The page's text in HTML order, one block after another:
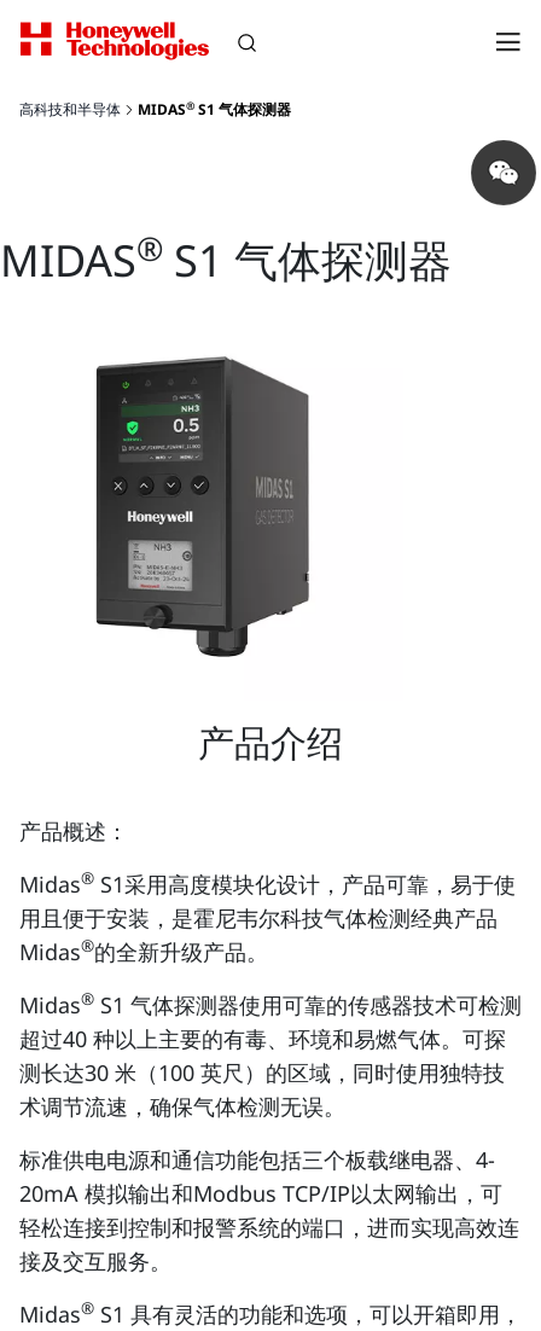
高科技和半导体 MIDAS® S1 气体探测器
Share
on
wechat
MIDAS® S1 气体探测器
产品介绍
产品概述：
Midas® S1采用高度模块化设计，产品可靠，易于使
用且便于安装，是霍尼韦尔科技气体检测经典产品
Midas®的全新升级产品。
Midas® S1 气体探测器使用可靠的传感器技术可检测
超过40 种以上主要的有毒、环境和易燃气体。可探
测长达30 米（100 英尺）的区域，同时使用独特技
术调节流速，确保气体检测无误。
标准供电电源和通信功能包括三个板载继电器、4-
20mA 模拟输出和Modbus TCP/IP以太网输出，可
轻松连接到控制和报警系统的端口，进而实现高效连
接及交互服务。
Midas® S1 具有灵活的功能和选项，可以开箱即用，